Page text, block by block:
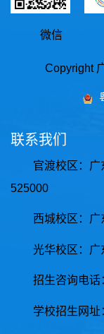
微信
Copyright
联系我们
官渡校区：广
525000
西城校区 ： 广
光华校区 ： 广
招生咨询电
学校招生网址